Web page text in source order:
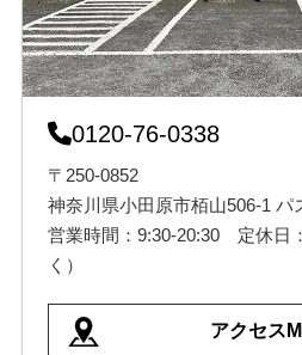
0120-76-0338
〒250-0852
神奈川県小田原市栢山506-1 パ
営業時間：9:30-20:30 定休日
く）
アクセス